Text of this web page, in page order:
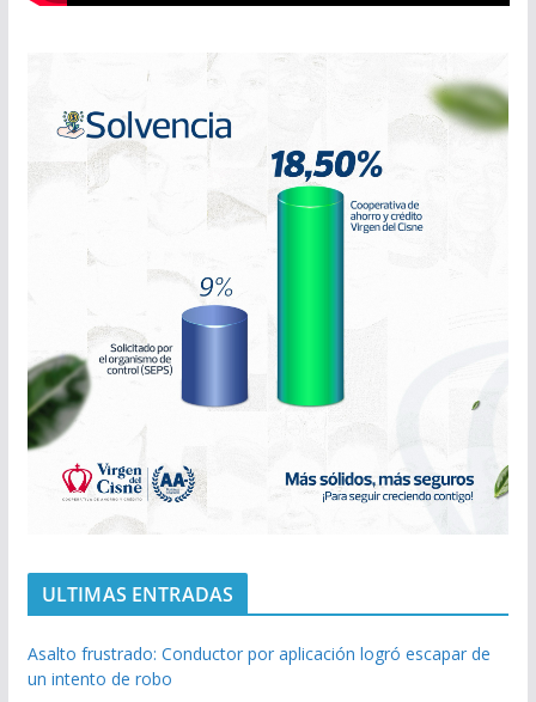
ULTIMAS ENTRADAS
Asalto frustrado: Conductor por aplicación logró escapar de
un intento de robo